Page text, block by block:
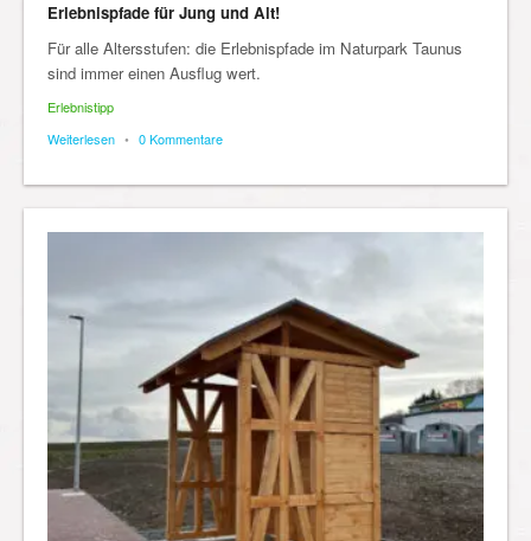
Erlebnispfade für Jung und Alt!
Für alle Altersstufen: die Erlebnispfade im Naturpark Taunus
sind immer einen Ausflug wert.
Erlebnistipp
Weiterlesen • 0 Kommentare